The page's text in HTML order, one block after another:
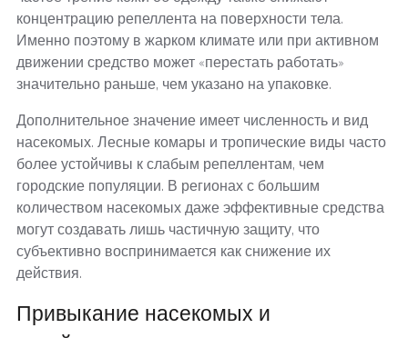
концентрацию репеллента на поверхности тела.
Именно поэтому в жарком климате или при активном
движении средство может «перестать работать»
значительно раньше, чем указано на упаковке.
Дополнительное значение имеет численность и вид
насекомых. Лесные комары и тропические виды часто
более устойчивы к слабым репеллентам, чем
городские популяции. В регионах с большим
количеством насекомых даже эффективные средства
могут создавать лишь частичную защиту, что
субъективно воспринимается как снижение их
действия.
Привыкание насекомых и